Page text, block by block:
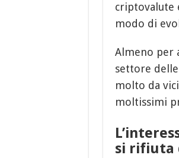
criptovalute
modo di
Almeno per
settore
molto da
moltissimi
si rifiuta